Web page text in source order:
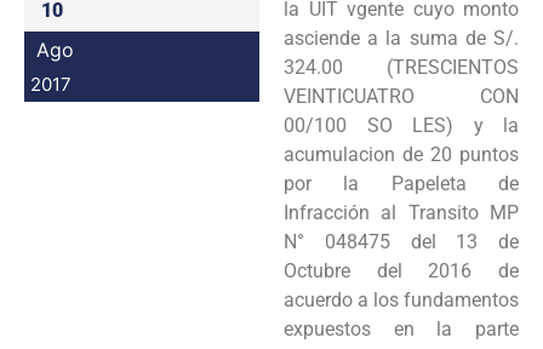
10
Ago
2017
la UIT vgente cuyo monto
asciende a la suma de S/.
324.00 (TRESCIENTOS
VEINTICUATRO CON
00/100 SO LES) y la
acumulacion de 20 puntos
por la Papeleta de
Infracción al Transito MP
N° 048475 del 13 de
Octubre del 2016 de
acuerdo a los fundamentos
expuestos en la parte